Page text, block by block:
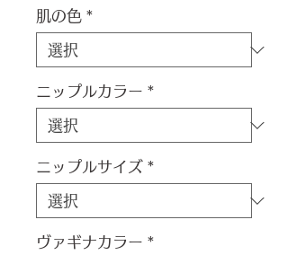
肌の色 *
ニップルカラー *
ニップルサイズ *
ヴァギナカラー *